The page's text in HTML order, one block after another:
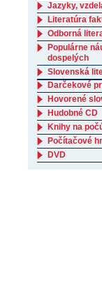
Jazyky,
Literatúra
Odborná
Populárne
dospelých
Slovenská
Darčekové
Hovorené
Hudobné CD
Knihy na
Počítačové
DVD